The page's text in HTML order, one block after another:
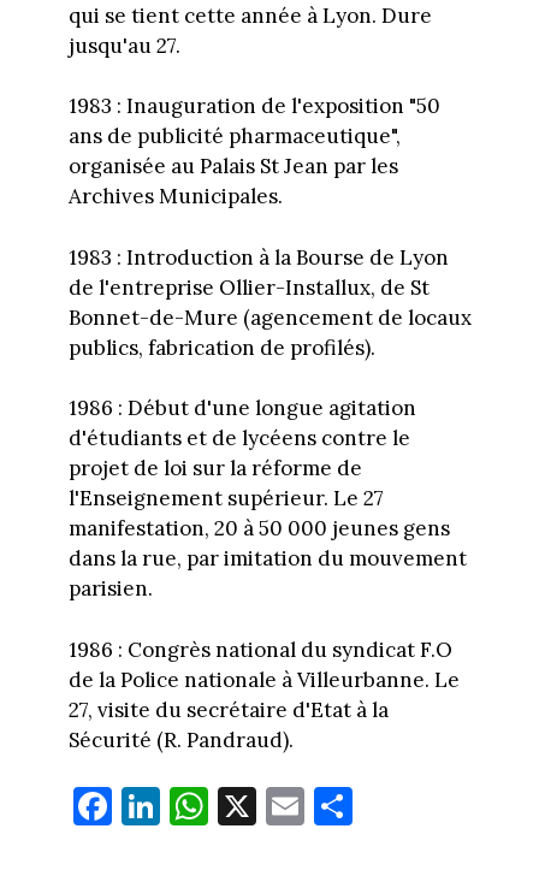
qui se tient cette année à Lyon. Dure
jusqu'au 27.
1983 : Inauguration de l'exposition "50
ans de publicité pharmaceutique",
organisée au Palais St Jean par les
Archives Municipales.
1983 : Introduction à la Bourse de Lyon
de l'entreprise Ollier-Installux, de St
Bonnet-de-Mure (agencement de locaux
publics, fabrication de profilés).
1986 : Début d'une longue agitation
d'étudiants et de lycéens contre le
projet de loi sur la réforme de
l'Enseignement supérieur. Le 27
manifestation, 20 à 50 000 jeunes gens
dans la rue, par imitation du mouvement
parisien.
1986 : Congrès national du syndicat F.O
de la Police nationale à Villeurbanne. Le
27, visite du secrétaire d'Etat à la
Sécurité (R. Pandraud).
Fa
ce
Li
nk
W
ha
X E
m
Pa
rt